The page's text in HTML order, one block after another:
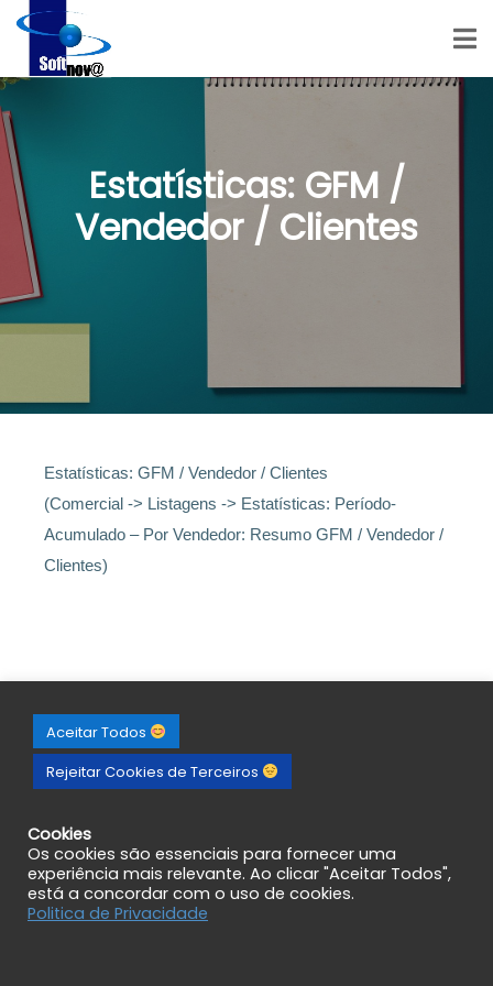
Estatísticas: GFM /
Vendedor / Clientes
Estatísticas: GFM / Vendedor / Clientes
(Comercial -> Listagens -> Estatísticas: Período-
Acumulado – Por Vendedor: Resumo GFM / Vendedor /
Clientes)
Aceitar Todos
Rejeitar Cookies de Terceiros
Cookies
Os cookies são essenciais para fornecer uma
experiência mais relevante. Ao clicar "Aceitar Todos",
está a concordar com o uso de cookies.
Politica de Privacidade